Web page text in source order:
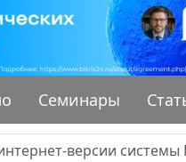
Семинары